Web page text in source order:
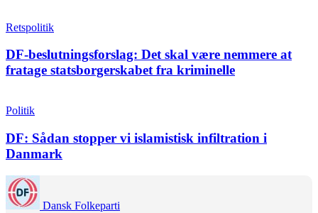
Retspolitik
DF-beslutningsforslag: Det skal være nemmere at
fratage statsborgerskabet fra kriminelle
Politik
DF: Sådan stopper vi islamistisk infiltration i
Danmark
Dansk Folkeparti